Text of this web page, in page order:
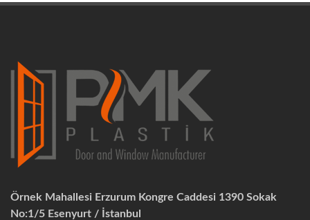
Örnek Mahallesi Erzurum Kongre Caddesi 1390 Sokak
No:1/5 Esenyurt / İstanbul